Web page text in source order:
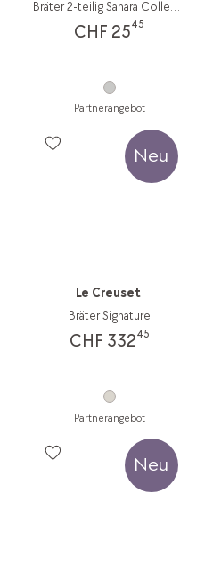
Bräter 2-teilig Sahara Collection
CHF 2545
Partnerangebot
Neu
Le Creuset
Bräter Signature
CHF 33245
Partnerangebot
Neu